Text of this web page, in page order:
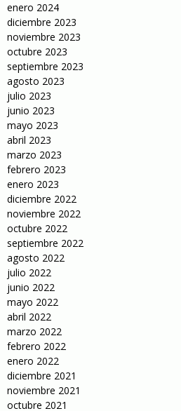
enero 2024
diciembre 2023
noviembre 2023
octubre 2023
septiembre 2023
agosto 2023
julio 2023
junio 2023
mayo 2023
abril 2023
marzo 2023
febrero 2023
enero 2023
diciembre 2022
noviembre 2022
octubre 2022
septiembre 2022
agosto 2022
julio 2022
junio 2022
mayo 2022
abril 2022
marzo 2022
febrero 2022
enero 2022
diciembre 2021
noviembre 2021
octubre 2021